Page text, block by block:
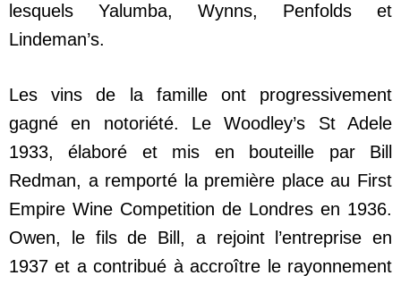
lesquels Yalumba, Wynns, Penfolds et
Lindeman’s.
Les vins de la famille ont progressivement
gagné en notoriété. Le Woodley’s St Adele
1933, élaboré et mis en bouteille par Bill
Redman, a remporté la première place au First
Empire Wine Competition de Londres en 1936.
Owen, le fils de Bill, a rejoint l’entreprise en
1937 et a contribué à accroître le rayonnement